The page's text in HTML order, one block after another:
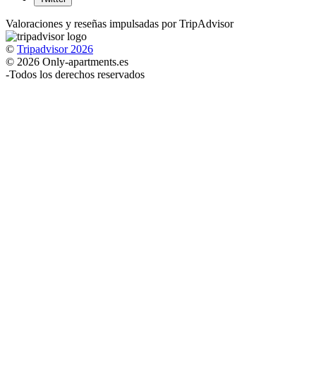
Valoraciones y reseñas impulsadas por TripAdvisor
© Tripadvisor 2026
© 2026 Only-apartments.es
-Todos los derechos reservados